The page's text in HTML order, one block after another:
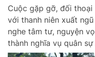
Cuộc gặp gỡ, đối thoại
với thanh niên xuất
nghe tâm tư, nguyện
thành nghĩa vụ quân